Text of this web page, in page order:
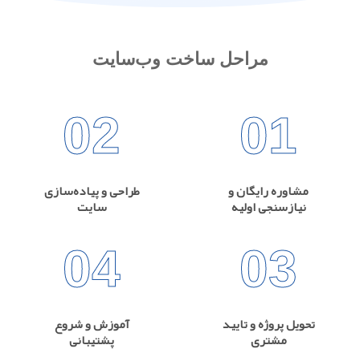
مراحل ساخت وب‌سایت
01
مشاوره رایگان و
نیازسنجی اولیه
02
طراحی و پیاده‌سازی
سایت
03
تحویل پروژه و تایید
مشتری
04
آموزش و شروع
پشتیبانی